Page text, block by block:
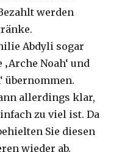
werden
Abdyli sogar
‚Arche Noah‘ und
übernommen.
allerdings klar,
zu viel ist. Da
Sie diesen
wieder ab.